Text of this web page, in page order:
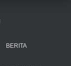
BERITA